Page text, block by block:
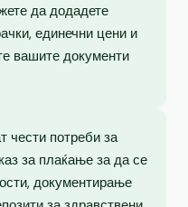
да додадете
единечни цени и
вашите документи
чести потреби за
за плаќање за да се
документирање